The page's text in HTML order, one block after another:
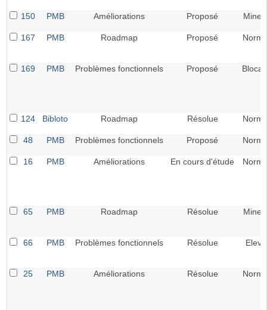
150 PMB Améliorations Proposé
167 PMB Roadmap Proposé
169 PMB Problèmes fonctionnels Proposé
124 Bibloto Roadmap Résolue
48 PMB Problèmes fonctionnels Proposé
16 PMB Améliorations En cours d'étude
65 PMB Roadmap Résolue
66 PMB Problèmes fonctionnels Résolue Elevé
25 PMB Améliorations Résolue